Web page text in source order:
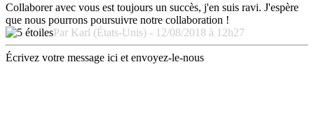
Collaborer avec vous est toujours un succès, j'en suis ravi. J'espère
que nous pourrons poursuivre notre collaboration !
Par Karl (États-Unis) - 12/08/2018 à 12h27
Écrivez votre message ici et envoyez-le-nous